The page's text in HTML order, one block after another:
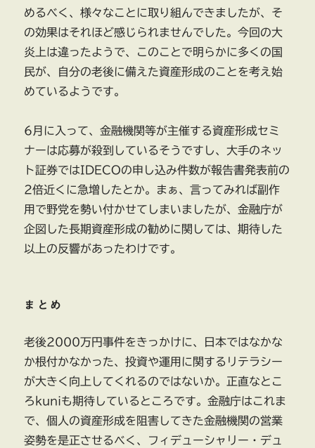
めるべく、様々なことに取り組んできましたが、そ
の効果はそれほど感じられませんでした。今回の大
炎上は違ったようで、このことで明らかに多くの国
民が、自分の老後に備えた資産形成のことを考え始
めているようです。
6月に入って、金融機関等が主催する資産形成セミ
ナーは応募が殺到しているそうですし、大手のネッ
ト証券ではIDECOの申し込み件数が報告書発表前の
2倍近くに急増したとか。まぁ、言ってみれば副作
用で野党を勢い付かせてしまいましたが、金融庁が
企図した長期資産形成の勧めに関しては、期待した
以上の反響があったわけです。
まとめ
老後2000万円事件をきっかけに、日本ではなかな
か根付かなかった、投資や運用に関するリテラシー
が大きく向上してくれるのではないか。正直なとこ
ろkuniも期待しているところです。金融庁はこれま
で、個人の資産形成を阻害してきた金融機関の営業
姿勢を是正させるべく、フィデューシャリー・デュ